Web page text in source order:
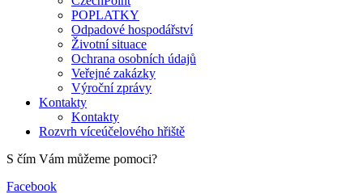
POPLATKY
Odpadové hospodářství
Životní situace
Ochrana osobních údajů
Veřejné zakázky
Výroční zprávy
Kontakty
Kontakty
Rozvrh víceúčelového hřiště
S čím Vám můžeme pomoci?
Facebook